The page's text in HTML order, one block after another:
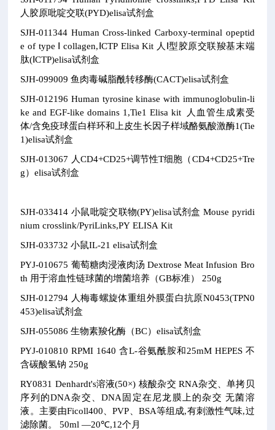
人胶原吡啶交联(PYD)elisa试剂盒
SJH-011344 Human Cross-linked Carboxy-terminal opeptid
e of type Ⅰ collagen,ⅠCTP Elisa Kit 人Ⅰ型胶原交联羧基末端
肽(ⅠCTP)elisa试剂盒
SJH-099009 鱼肉毒碱脂酰转移酶(CACT)elisa试剂盒
SJH-012196 Human tyrosine kinase with immunoglobulin-li
ke and EGF-like domains 1,Tie1 Elisa kit
人血管生成素受
体/含免疫球蛋白样环和上皮生长因子样域酪氨酸激酶1(Tie
1)elisa试剂盒
SJH-013067 人CD4+CD25+调节性T细胞（CD4+CD25+Tre
g）elisa试剂盒
SJH-033414 小鼠吡啶交联物(PY)elisa试剂盒 Mouse pyridi
nium crosslink/PyriLinks,PY ELISA Kit
SJH-033732 小鼠IL-21 elisa试剂盒
PYJ-010675 葡萄糖肉浸液肉汤 Dextrose Meat Infusion Bro
th 用于溶血性链球菌的增菌培养（GB标准）
250g
SJH-012794 人梅毒螺旋体重组外膜蛋白抗原N0453(TPN0
453)elisa试剂盒
SJH-055086 生物素羧化酶（BC）elisa试剂盒
PYJ-010810 RPMI 1640 含L-谷氨酰胺和25mM HEPES 不
含碳酸氢钠 250g
RY0831 Denhardt's溶液(50×) 核酸杂交 RNA杂交、单拷贝
序列的DNA杂交、DNA固定在尼龙膜上的杂交 无菌溶
液。主要由Ficoll400、PVP、BSA等组成,有刺激性气味,过
滤除菌。
50ml —20℃,12个月